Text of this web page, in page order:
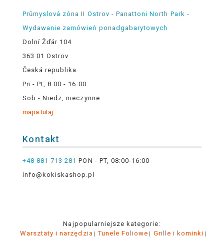
Průmyslová zóna II Ostrov - Panattoni North Park -
Wydawanie zamówień ponadgabarytowych
Dolní Žďár 104
363 01 Ostrov
Česká republika
Pn - Pt, 8:00 - 16:00
Sob - Niedz, nieczynne
mapa tutaj
Kontakt
+48 881 713 281 PON - PT, 08:00-16:00
info@kokiskashop.pl
Najpopularniejsze kategorie:
Warsztaty i narzędzia
Tunele Foliowe
Grille i kominki